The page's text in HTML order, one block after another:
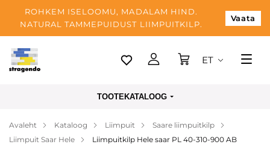
ROHKEM ISELOOMU, MADALAM HIND.
NATURAL TAMMEPUIDUST LIIMPUITKILP.
Vaata
Tallinn
Makse
ET
TOOTEKATALOOG
Avaleht Kataloog Liimpuit
Saare liimpuitkilp
Liimpuit Saar Hele
Liimpuitkilp Hele saar PL 40-310-900 AB